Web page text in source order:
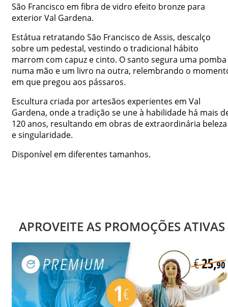
São Francisco em fibra de vidro efeito bronze para
exterior Val Gardena.
Estátua retratando São Francisco de Assis, descalço
sobre um pedestal, vestindo o tradicional hábito
marrom com capuz e cinto. O santo segura uma pomba
numa mão e um livro na outra, relembrando o
em que pregou aos pássaros.
Escultura criada por artesãos experientes em Val
Gardena, onde a tradição se une à habilidade há mais
120 anos, resultando em obras de extraordinária beleza
e singularidade.
Disponível em diferentes tamanhos.
APROVEITE AS PROMOÇÕES ATIVAS